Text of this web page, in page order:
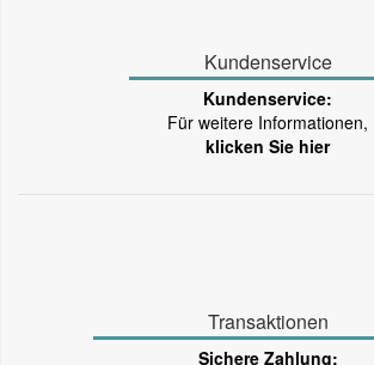
Kundenservice
Kundenservice:
Für weitere Informationen,
klicken Sie hier
Transaktionen
Sichere Zahlung: